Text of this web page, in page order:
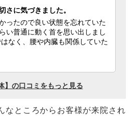
なところからお客様が来院され